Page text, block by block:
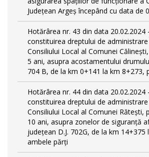
Județean Argeș începând cu data de
Hotărârea nr. 43 din data 20.02.2024
constituirea dreptului de
Consiliului Local al Comunei
5 ani, asupra acostamentului
704 B, de la km 0+141 la km 8+273,
Hotărârea nr. 44 din data 20.02.2024
constituirea dreptului de
Consiliului Local al Comunei Rătești,
10 ani, asupra zonelor de siguranță
județean D.J. 702G, de la km
ambele părți